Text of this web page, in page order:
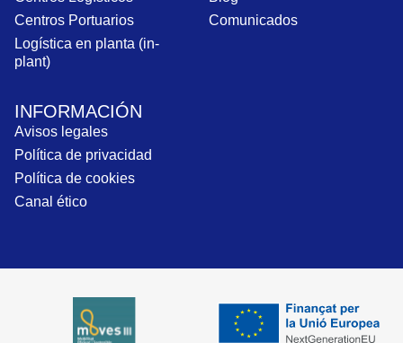
Centros Portuarios
Logística en planta (in-
plant)
Comunicados
INFORMACIÓN
Avisos legales
Política de privacidad
Política de cookies
Canal ético